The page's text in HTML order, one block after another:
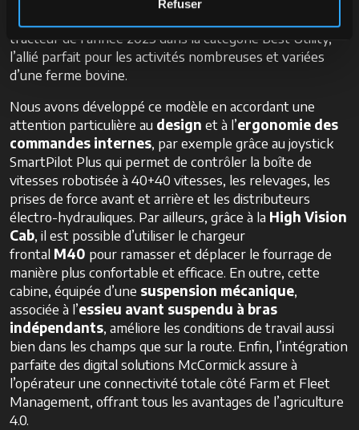
Refuser
tracteur de l’année 2023 dans la catégorie Best Utility,
l’allié parfait pour les activités nombreuses et variées
d’une ferme bovine.
Nous avons développé ce modèle en accordant une
attention particulière au design et à l’ergonomie des
commandes internes, par exemple grâce au joystick
SmartPilot Plus qui permet de contrôler la boîte de
vitesses robotisée à 40+40 vitesses, les relevages, les
prises de force avant et arrière et les distributeurs
électro-hydrauliques. Par ailleurs, grâce à la High Vision
Cab, il est possible d’utiliser le chargeur
frontal M40 pour ramasser et déplacer le fourrage de
manière plus confortable et efficace. En outre, cette
cabine, équipée d’une suspension mécanique,
associée à l’essieu avant suspendu à bras
indépendants, améliore les conditions de travail aussi
bien dans les champs que sur la route. Enfin, l’intégration
parfaite des digital solutions McCormick assure à
l’opérateur une connectivité totale côté Farm et Fleet
Management, offrant tous les avantages de l’agriculture
4.0.